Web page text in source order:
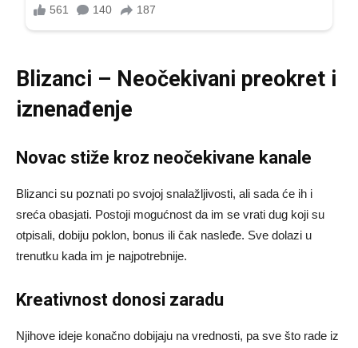
Blizanci – Neočekivani preokret i
iznenađenje
Novac stiže kroz neočekivane kanale
Blizanci su poznati po svojoj snalažljivosti, ali sada će ih i
sreća obasjati. Postoji mogućnost da im se vrati dug koji su
otpisali, dobiju poklon, bonus ili čak nasleđe. Sve dolazi u
trenutku kada im je najpotrebnije.
Kreativnost donosi zaradu
Njihove ideje konačno dobijaju na vrednosti, pa sve što rade iz